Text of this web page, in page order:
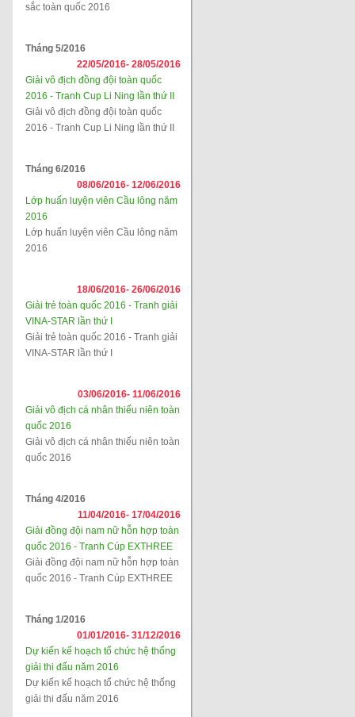
sắc toàn quốc 2016
Tháng 5/2016
22/05/2016- 28/05/2016
Giải vô địch đồng đội toàn quốc
2016 - Tranh Cup Li Ning lần thứ II
Giải vô địch đồng đội toàn quốc
2016 - Tranh Cup Li Ning lần thứ II
Tháng 6/2016
08/06/2016- 12/06/2016
Lớp huấn luyện viên Cầu lông năm
2016
Lớp huấn luyện viên Cầu lông năm
2016
18/06/2016- 26/06/2016
Giải trẻ toàn quốc 2016 - Tranh giải
VINA-STAR lần thứ I
Giải trẻ toàn quốc 2016 - Tranh giải
VINA-STAR lần thứ I
03/06/2016- 11/06/2016
Giải vô địch cá nhân thiếu niên toàn
quốc 2016
Giải vô địch cá nhân thiếu niên toàn
quốc 2016
Tháng 4/2016
11/04/2016- 17/04/2016
Giải đồng đội nam nữ hỗn hợp toàn
quốc 2016 - Tranh Cúp EXTHREE
Giải đồng đội nam nữ hỗn hợp toàn
quốc 2016 - Tranh Cúp EXTHREE
Tháng 1/2016
01/01/2016- 31/12/2016
Dự kiến kế hoạch tổ chức hệ thống
giải thi đấu năm 2016
Dự kiến kế hoạch tổ chức hệ thống
giải thi đấu năm 2016